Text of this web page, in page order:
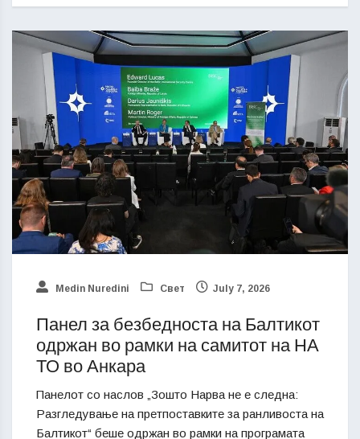
Medin Nuredini Свет July 7, 2026
Панел за безбедноста на Балтикот
одржан во рамки на самитот на НА
ТО во Анкара
Панелот со наслов „Зошто Нарва не е следна:
Разгледување на претпоставките за ранливоста на
Балтикот“ беше одржан во рамки на програмата